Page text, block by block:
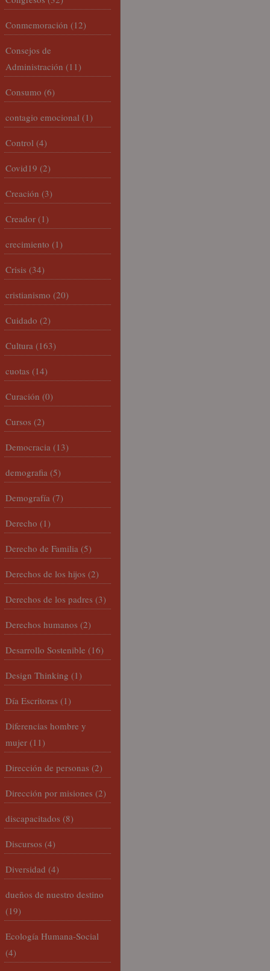
Conmemoración (12)
Consejos de
Administración (11)
Consumo (6)
contagio emocional (1)
Control (4)
Covid19 (2)
Creación (3)
Creador (1)
crecimiento (1)
Crisis (34)
cristianismo (20)
Cuidado (2)
Cultura (163)
cuotas (14)
Curación (0)
Cursos (2)
Democracia (13)
demografia (5)
Demografía (7)
Derecho (1)
Derecho de Familia (5)
Derechos de los hijos (2)
Derechos de los padres (3)
Derechos humanos (2)
Desarrollo Sostenible (16)
Design Thinking (1)
Día Escritoras (1)
Diferencias hombre y
mujer (11)
Dirección de personas (2)
Dirección por misiones (2)
discapacitados (8)
Discursos (4)
Diversidad (4)
dueños de nuestro destino
(19)
Ecología Humana-Social
(4)